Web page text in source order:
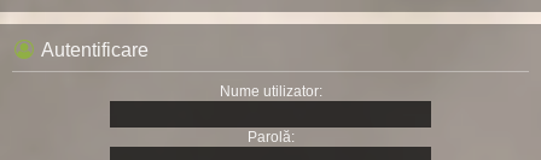
Autentificare
Nume utilizator:
Parolă: